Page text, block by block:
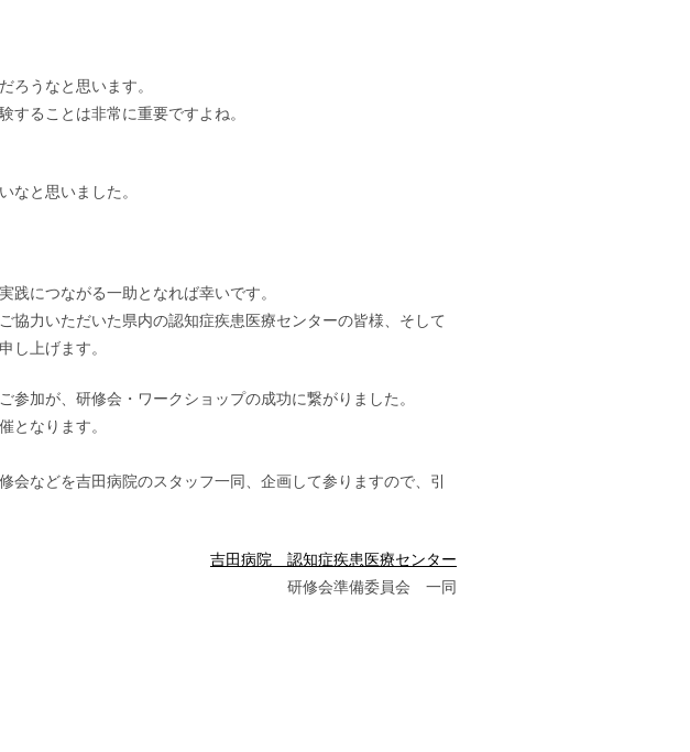
うなと思います。
ることは非常に重要ですよね。
なと思いました。
につながる一助となれば幸いです。
力いただいた県内の認知症疾患医療センターの皆様、そして
し上げます。
加が、研修会・ワークショップの成功に繋がりました。
となります。
などを吉田病院のスタッフ一同、企画して参りますので、引
吉田病院 認知症疾患医療センター
研修会準備委員会 一同